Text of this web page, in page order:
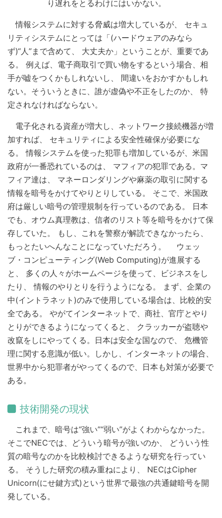
り遅れをとるわけにはいかない。
情報システムに対する脅威は増大しているが、 セキュ
リティシステムにとっては「(ハードウェアのみなら
ず)“人”まで含めて、 大丈夫か」ということが、重要であ
る。 例えば、電子商取引で買い物をするという場合、相
手が嘘をつくかもしれないし、 間違いをおかすかもしれ
ない。そういうときに、誰が虚偽や不正をしたのか、 特
定されなければならない。
電子化される資産が増大し、ネットワーク接続機器が増
加すれば、 セキュリティによる安全性確保が必要にな
る。 情報システムを使った犯罪も増加しているが、米国
政府が一番恐れているのは、 マフィアの犯罪である。マ
フィア達は、 マネーロンダリングや麻薬の取引に関する
情報を暗号をかけてやりとりしている。 そこで、米国政
府は厳しい暗号の管理規制を行っているのである。 日本
でも、オウム真理教は、信者のリスト等を暗号をかけて保
存していた。 もし、これを警察が解読できなかったら、
もっとたいへんなことになっていただろう。 ウェッ
ブ・コンピューティング(Web Computing)が進展する
と、 多くの人々がホームページを使って、ビジネスをし
たり、 情報のやりとりを行うようになる。 まず、企業の
中(イントラネット)のみで使用している場合は、比較的安
全である。 やがてインターネットで、商社、官庁とやり
とりができるようになってくると、 クラッカーが盗聴や
改竄をしにやってくる。日本は安全な国なので、 危機管
理に関する意識が低い。しかし、インターネットの場合、
世界中から犯罪者がやってくるので、日本も対策が必要で
ある。
技術開発の現状
これまで、暗号は“強い”“弱い”がよくわからなかった。
そこでNECでは、どういう暗号が強いのか、 どういう性
質の暗号なのかを比較検討できるような研究を行ってい
る。 そうした研究の積み重ねにより、 NECはCipher
Unicorn(にせ鍵方式)という世界で最強の共通鍵暗号を開
発している。